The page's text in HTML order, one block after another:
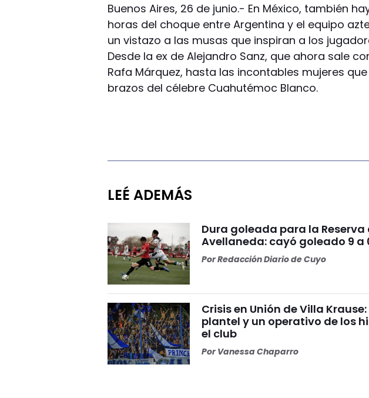
Buenos Aires, 26 de junio.- En México, también
horas del choque entre Argentina y el equipo
un vistazo a las musas que inspiran a los
Desde la ex de Alejandro Sanz, que ahora sale
Rafa Márquez, hasta las incontables mujeres
brazos del célebre Cuahutémoc Blanco.
LEÉ ADEMÁS
Dura goleada para la Reserva
Avellaneda: cayó goleado 9
PorRedacción Diario de Cuyo
Crisis en Unión de Villa
plantel y un operativo de los
el club
PorVanessa Chaparro